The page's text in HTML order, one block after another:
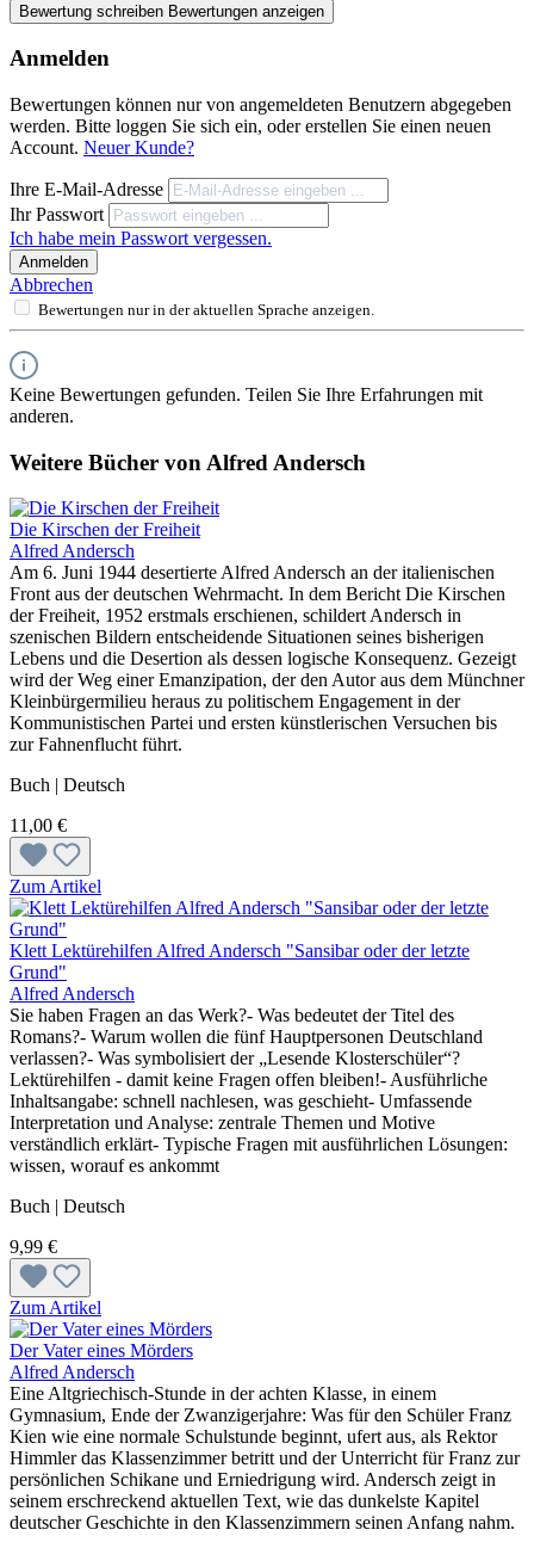
Bewertung schreiben Bewertungen anzeigen
Anmelden
Bewertungen können nur von angemeldeten Benutzern abgegeben
werden. Bitte loggen Sie sich ein, oder erstellen Sie einen neuen
Account. Neuer Kunde?
Ihre E-Mail-Adresse
Ihr Passwort
Ich habe mein Passwort vergessen.
Anmelden
Abbrechen
Bewertungen nur in der aktuellen Sprache anzeigen.
Keine Bewertungen gefunden. Teilen Sie Ihre Erfahrungen mit
anderen.
Weitere Bücher von Alfred Andersch
Die Kirschen der Freiheit
Alfred Andersch
Am 6. Juni 1944 desertierte Alfred Andersch an der italienischen
Front aus der deutschen Wehrmacht. In dem Bericht Die Kirschen
der Freiheit, 1952 erstmals erschienen, schildert Andersch in
szenischen Bildern entscheidende Situationen seines bisherigen
Lebens und die Desertion als dessen logische Konsequenz. Gezeigt
wird der Weg einer Emanzipation, der den Autor aus dem Münchner
Kleinbürgermilieu heraus zu politischem Engagement in der
Kommunistischen Partei und ersten künstlerischen Versuchen bis
zur Fahnenflucht führt.
Buch | Deutsch
11,00 €
Zum Artikel
Klett Lektürehilfen Alfred Andersch "Sansibar oder der letzte
Grund"
Alfred Andersch
Sie haben Fragen an das Werk?- Was bedeutet der Titel des
Romans?- Warum wollen die fünf Hauptpersonen Deutschland
verlassen?- Was symbolisiert der „Lesende Klosterschüler“?
Lektürehilfen - damit keine Fragen offen bleiben!- Ausführliche
Inhaltsangabe: schnell nachlesen, was geschieht- Umfassende
Interpretation und Analyse: zentrale Themen und Motive
verständlich erklärt- Typische Fragen mit ausführlichen Lösungen:
wissen, worauf es ankommt
Buch | Deutsch
9,99 €
Zum Artikel
Der Vater eines Mörders
Alfred Andersch
Eine Altgriechisch-Stunde in der achten Klasse, in einem
Gymnasium, Ende der Zwanzigerjahre: Was für den Schüler Franz
Kien wie eine normale Schulstunde beginnt, ufert aus, als Rektor
Himmler das Klassenzimmer betritt und der Unterricht für Franz zur
persönlichen Schikane und Erniedrigung wird. Andersch zeigt in
seinem erschreckend aktuellen Text, wie das dunkelste Kapitel
deutscher Geschichte in den Klassenzimmern seinen Anfang nahm.